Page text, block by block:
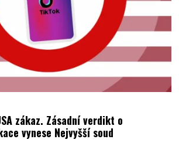
zákaz. Zásadní verdikt o
vynese Nejvyšší soud